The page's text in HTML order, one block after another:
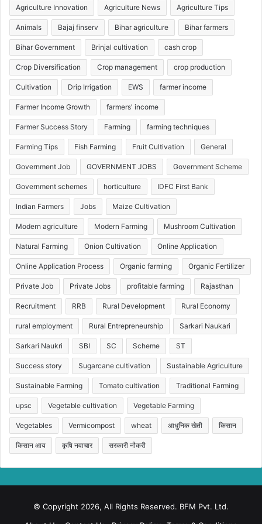
Agriculture Innovation Agriculture News Agriculture Tips
Animals Bajaj finserv Bihar agriculture Bihar farmers
Bihar Government Brinjal cultivation cash crop
Crop Diversification Crop management crop production
Cultivation Drip Irrigation EWS farmer income
Farmer Income Growth farmers' income
Farmer Success Story Farming farming techniques
Farming Tips Fish Farming Fruit Cultivation General
Government Job GOVERNMENT JOBS Government Scheme
Government schemes horticulture IDFC First Bank
Indian Farmers Jobs Maize Cultivation
Modern agriculture Modern Farming Mushroom Cultivation
Natural Farming Onion Cultivation Online Application
Online Application Process Organic farming Organic Fertilizer
Private Job Private Jobs profitable farming Rajasthan
Recruitment RRB Rural Development Rural Economy
rural employment Rural Entrepreneurship Sarkari Naukari
Sarkari Naukri SBI SC Scheme ST
Success story Sugarcane cultivation Sustainable Agriculture
Sustainable Farming Tomato cultivation Traditional Farming
upsc Vegetable cultivation Vegetable Farming
Vegetables Vermicompost wheat आधुनिक खेती किसान
किसान आय कृषि नवाचार सरकारी नौकरी
© Copyright 2026, All Rights Reserved. BFM Pvt. Ltd.